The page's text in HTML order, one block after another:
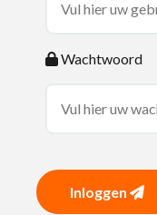
Wachtwoord
Inloggen